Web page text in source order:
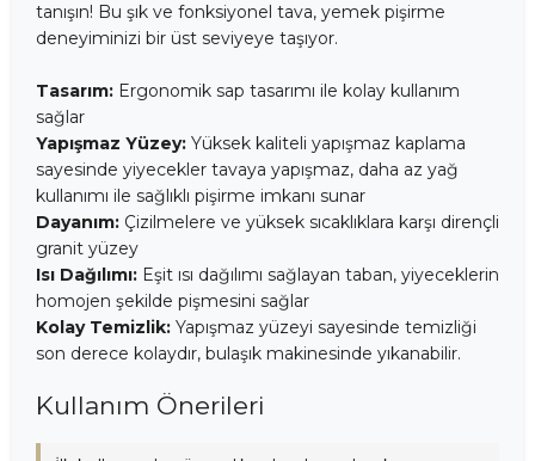
tanışın! Bu şık ve fonksiyonel tava, yemek pişirme
deneyiminizi bir üst seviyeye taşıyor.
Tasarım: Ergonomik sap tasarımı ile kolay kullanım
sağlar
Yapışmaz Yüzey: Yüksek kaliteli yapışmaz kaplama
sayesinde yiyecekler tavaya yapışmaz, daha az yağ
kullanımı ile sağlıklı pişirme imkanı sunar
Dayanım: Çizilmelere ve yüksek sıcaklıklara karşı dirençli
granit yüzey
Isı Dağılımı: Eşit ısı dağılımı sağlayan taban, yiyeceklerin
homojen şekilde pişmesini sağlar
Kolay Temizlik: Yapışmaz yüzeyi sayesinde temizliği
son derece kolaydır, bulaşık makinesinde yıkanabilir.
Kullanım Önerileri